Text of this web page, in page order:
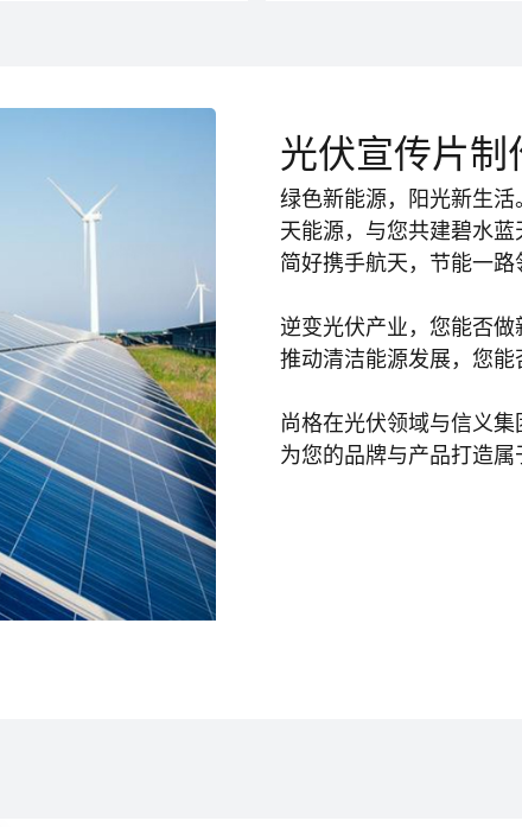
光伏宣传片制
绿色新能源，阳光新生活
天能源，与您共建碧水蓝
简好携手航天，节能一路
逆变光伏产业，您能否
推动清洁能源发展，您
尚格在光伏领域与信义
为您的品牌与产品打造